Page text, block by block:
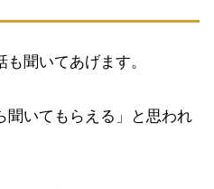
聞いてあげます。
聞いてもらえる」と思われ